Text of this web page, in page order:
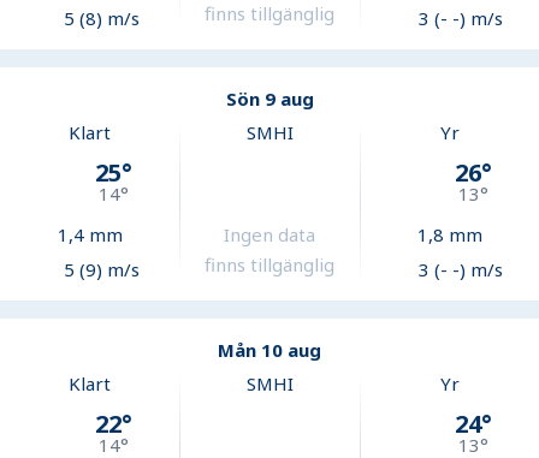
5 (8) m/s
finns tillgänglig
3 (- -) m/s
Sön 9 aug
Klart
25°
14°
1,4mm
5 (9) m/s
SMHI
Ingen data
finns tillgänglig
Yr
26°
13°
1,8 mm
3 (- -) m/s
Mån 10 aug
Klart
22°
14°
SMHI Yr
24°
13°